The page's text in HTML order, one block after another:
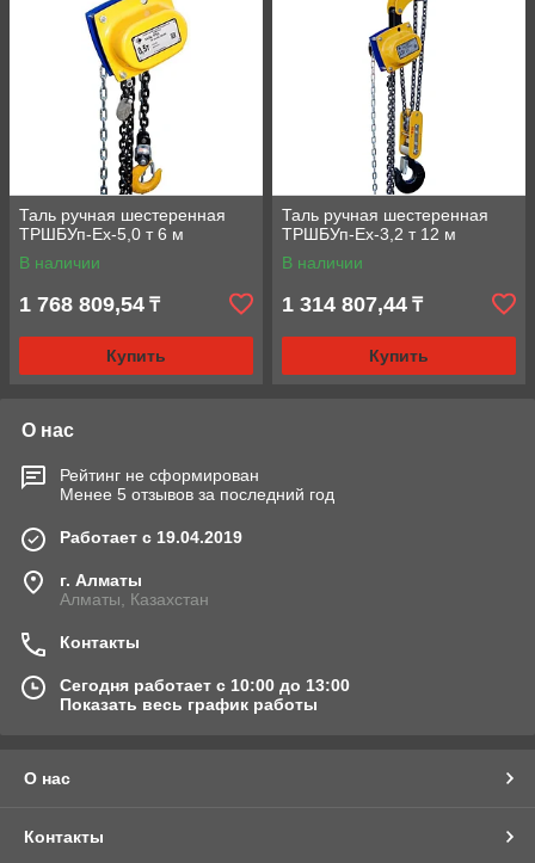
Таль ручная шестеренная
ТРШБУп-Ех-5,0 т 6 м
В наличии
1 768 809,54 ₸
Купить
Таль ручная шестеренная
ТРШБУп-Ех-3,2 т 12 м
В наличии
1 314 807,44 ₸
Купить
О нас
Рейтинг не сформирован
Менее 5 отзывов за последний год
Работает с 19.04.2019
г. Алматы
Алматы, Казахстан
Контакты
Сегодня работает с 10:00 до 13:00
Показать весь график работы
О нас
Контакты